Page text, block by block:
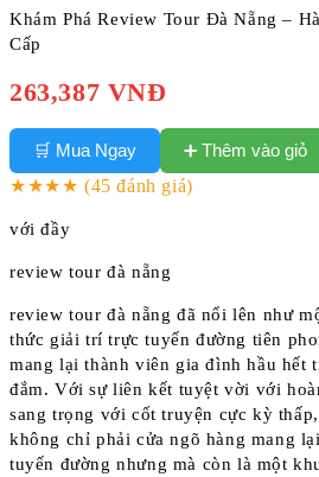
Khám Phá Review Tour Đà Nẵng –
Cấp
263,387 VNĐ
🛒 Mua Ngay ➕ Thêm vào giỏ
★★★★ (45 đánh giá)
với đầy
review tour đà nẵng
review tour đà nẵng đã nổi lên như
thức giải trí trực tuyến đường tiên
mang lại thành viên gia đình hầu hết
đắm. Với sự liên kết tuyệt vời với
sang trọng với cốt truyện cực kỳ
không chỉ phải cửa ngõ hàng mang
tuyến đường nhưng mà còn là một